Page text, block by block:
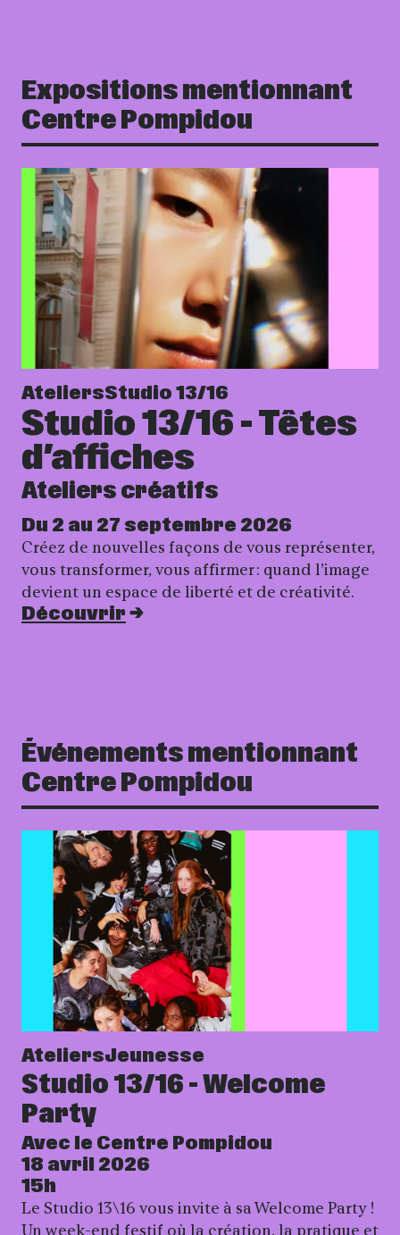
Expositions mentionnant
Centre Pompidou
Studio 13/16 - Têtes
d’affiches
Ateliers créatifs
Du 2 au 27 septembre 2026
Créez de nouvelles façons de vous représenter,
vous transformer, vous affirmer : quand l’image
devient un espace de liberté et de créativité.
AteliersStudio 13/16
Découvrir
Événements mentionnant
Centre Pompidou
Studio 13/16 - Welcome
Party
Avec le Centre Pompidou
18 avril 2026
15h
Le Studio 13\16 vous invite à sa Welcome Party !
Un week-end festif où la création, la pratique et
AteliersJeunesse